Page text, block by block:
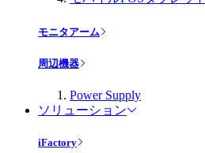
モニタアーム
周辺機器
Power Supply
ソリューション
iFactory